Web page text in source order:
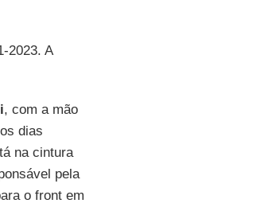
2023. A
, com a mão
dias
na cintura
pela
o front em